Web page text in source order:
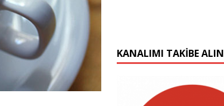
KANALIMI TAKIBE ALIN